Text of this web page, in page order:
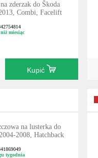
zderzak do Škoda
Combi, Facelift
miesiąc
Kupić
na lusterka do
2008, Hatchback
tygodnia